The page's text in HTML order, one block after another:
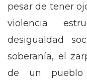
pesar de tener
violencia
desigualdad
soberanía, el
de un